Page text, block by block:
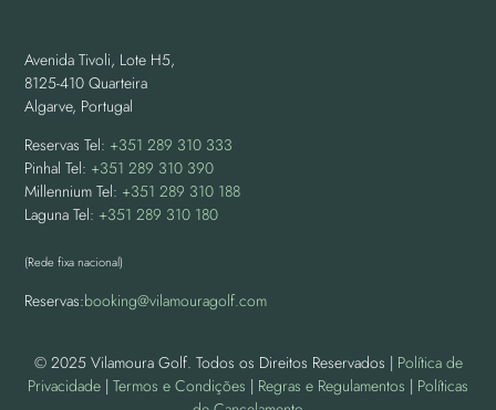
Avenida Tivoli, Lote H5,
8125-410 Quarteira
Algarve, Portugal
Reservas Tel: +351 289 310 333
Pinhal Tel: +351 289 310 390
Millennium Tel: +351 289 310 188
Laguna Tel: +351 289 310 180
(Rede fixa nacional)
Reservas:booking@vilamouragolf.com
© 2025 Vilamoura Golf. Todos os Direitos Reservados | Política de
Privacidade | Termos e Condições | Regras e Regulamentos | Políticas